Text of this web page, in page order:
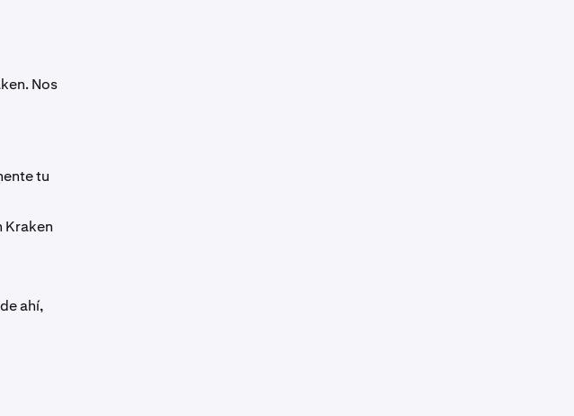
Nos
tu
Kraken
ahí,